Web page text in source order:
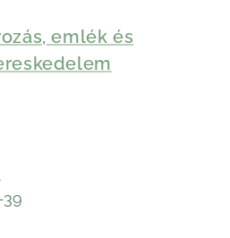
emlék és
39